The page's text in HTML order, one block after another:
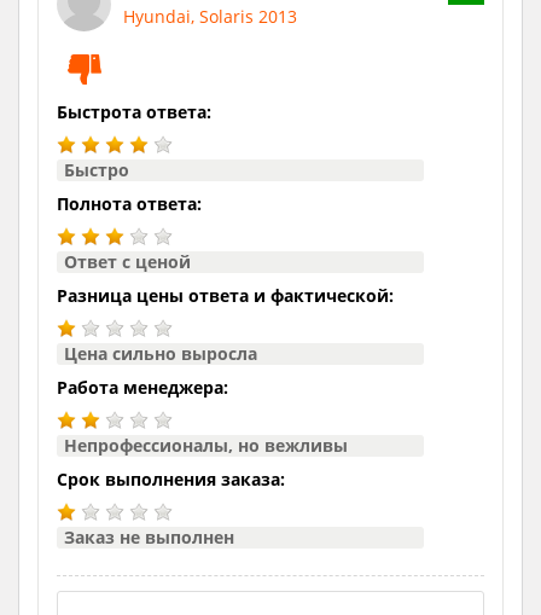
Hyundai, Solaris 2013
Быстрота ответа:
Быстро
Полнота ответа:
Ответ с ценой
Разница цены ответа и фактической:
Цена сильно выросла
Работа менеджера:
Непрофессионалы, но вежливы
Срок выполнения заказа:
Заказ не выполнен